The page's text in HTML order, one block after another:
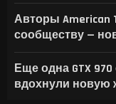
Авторы American
сообществу —
Еще одна GTX
вдохнули новую